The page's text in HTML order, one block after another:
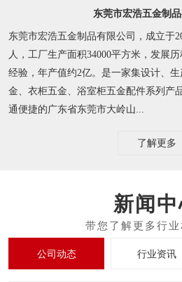
东莞市宏浩五金制
东莞市宏浩五金制品有限公司，成立于
人，工厂生产面积34000平方米，发展
经验，年产值约2亿。是一家集设计、
金、衣柜五金、浴室柜五金配件系列产
通便捷的广东省东莞市大岭山...
了解更多
新闻
公司动态 行业资讯